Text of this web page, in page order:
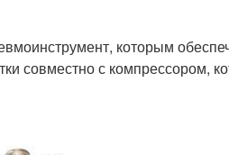
которым
совместно с компрессором,